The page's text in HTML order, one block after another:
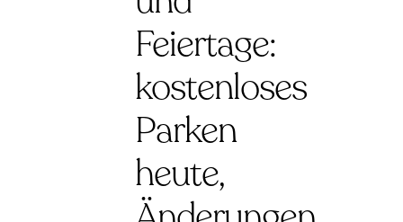
Feiertage:
kostenloses
Parken
heute,